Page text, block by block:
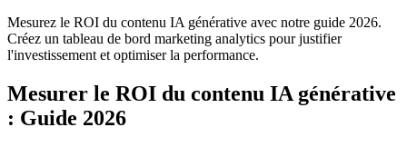
Mesurez le ROI du contenu IA générative avec notre guide 2026.
Créez un tableau de bord marketing analytics pour justifier
l'investissement et optimiser la performance.
Mesurer le ROI du contenu IA générative
: Guide 2026